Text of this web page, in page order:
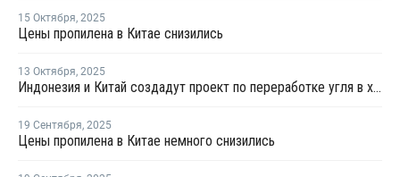
15 Октября, 2025
Цены пропилена в Китае снизились
13 Октября, 2025
Индонезия и Китай создадут проект по переработке угля в химикаты
19 Сентября, 2025
Цены пропилена в Китае немного снизились